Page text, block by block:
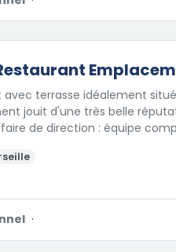
avec terrasse idéalement
jouit d'une très belle
de direction : équipe
·